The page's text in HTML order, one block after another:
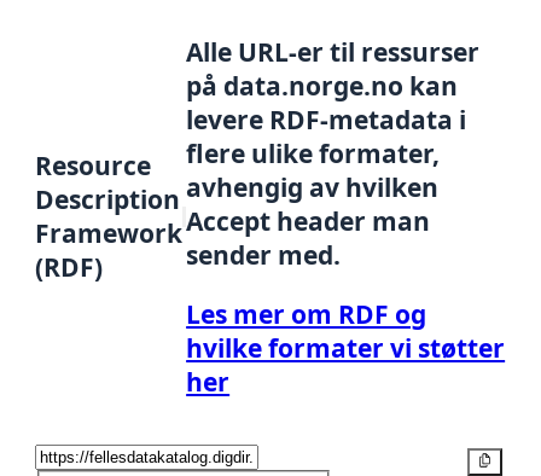
Resource
Description
Framework
(RDF)
Alle URL-er til ressurser
på data.norge.no kan
levere RDF-metadata i
flere ulike formater,
avhengig av hvilken
Accept header man
sender med.
Les mer om RDF og
hvilke formater vi støtter
her